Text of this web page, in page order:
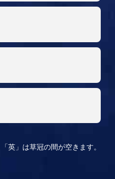
英」は草冠の間が空きます。